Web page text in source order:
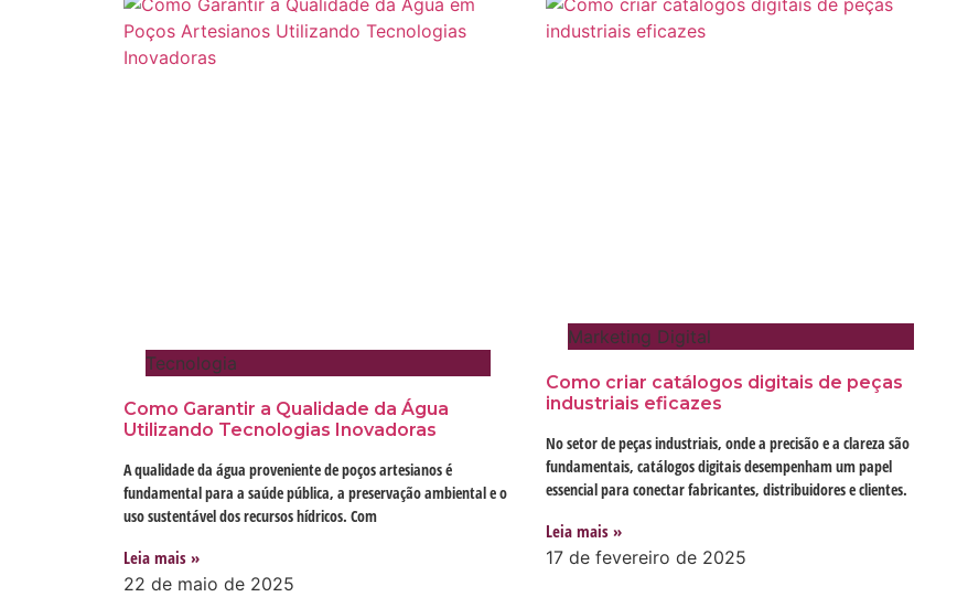
Tecnologia
Como Garantir a Qualidade da Água
Utilizando Tecnologias Inovadoras
A qualidade da água proveniente de poços artesianos é
fundamental para a saúde pública, a preservação ambiental e o
uso sustentável dos recursos hídricos. Com
Leia mais »
22 de maio de 2025
Marketing Digital
Como criar catálogos digitais de peças
industriais eficazes
No setor de peças industriais, onde a precisão e a clareza são
fundamentais, catálogos digitais desempenham um papel
essencial para conectar fabricantes, distribuidores e clientes.
Leia mais »
17 de fevereiro de 2025